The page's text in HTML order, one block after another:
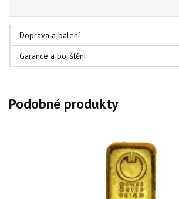
Doprava a balení
Garance a pojištění
Podobné produkty